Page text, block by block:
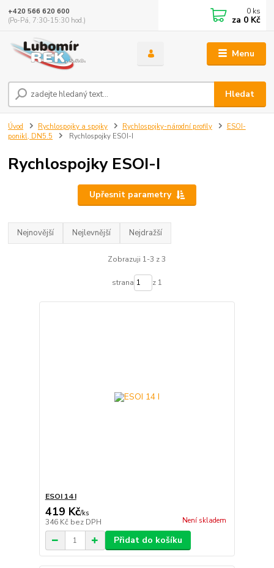
Menu
Hledat
+420 566 620 600
(Po-Pá, 7:30-15:30 hod.)
0 ks
za 0 Kč
Úvod Rychlospojky a spojky Rychlospojky-národní profily
ESOI-
ponikl, DN5.5
Rychlospojky ESOI-I
Rychlospojky ESOI-I
Upřesnit parametry
Nejnovější Nejlevnější Nejdražší
Zobrazuji 1-3 z 3
strana z 1
ESOI 14 I
419 Kč/ks
346 Kč bez DPH Není skladem
Přidat do košíku